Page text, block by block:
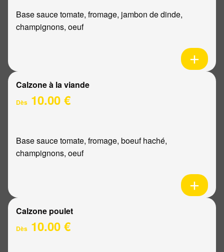
Base sauce tomate, fromage, jambon de dinde,
champignons, oeuf
Calzone à la viande
Dès 10.00 €
Base sauce tomate, fromage, boeuf haché,
champignons, oeuf
Calzone poulet
Dès 10.00 €